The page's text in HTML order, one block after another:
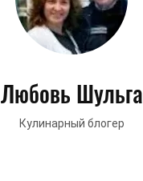
Любовь Шульга
Кулинарный блогер